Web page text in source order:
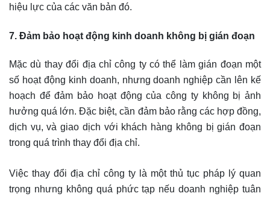
hiệu lực của các văn bản đó.
7. Đảm bảo hoạt động kinh doanh không bị gián đoạn
Mặc dù thay đổi địa chỉ công ty có thể làm gián đoạn một
số hoạt động kinh doanh, nhưng doanh nghiệp cần lên kế
hoạch để đảm bảo hoạt động của công ty không bị ảnh
hưởng quá lớn. Đặc biệt, cần đảm bảo rằng các hợp đồng,
dịch vụ, và giao dịch với khách hàng không bị gián đoạn
trong quá trình thay đổi địa chỉ.
Việc thay đổi địa chỉ công ty là một thủ tục pháp lý quan
trọng nhưng không quá phức tạp nếu doanh nghiệp tuân